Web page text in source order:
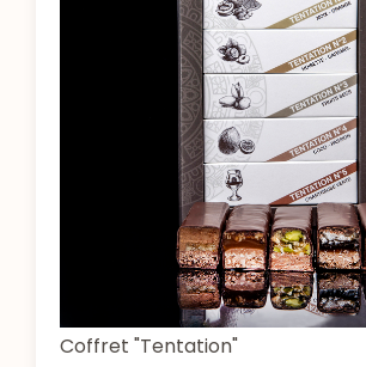
Coffret "Tentation"